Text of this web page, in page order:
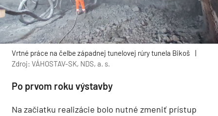
Vrtné práce na čelbe západnej tunelovej rúry tunela Bikoš
Zdroj: VÁHOSTAV-SK, NDS, a. s.
Po prvom roku výstavby
Na začiatku realizácie bolo nutné zmeniť prístup